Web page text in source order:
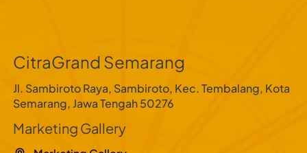
CitraGrand Semarang
Jl. Sambiroto Raya, Sambiroto, Kec. Tembalang, Kota
Semarang, Jawa Tengah 50276
Marketing Gallery